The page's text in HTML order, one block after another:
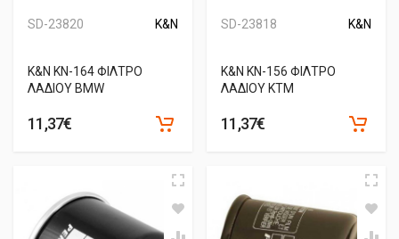
SD-23820 K&N
Κ&Ν ΚΝ-164 ΦΙΛΤΡΟ
ΛΑΔΙΟΥ BMW
11,37€
SD-23818 K&N
Κ&Ν ΚΝ-156 ΦΙΛΤΡΟ
ΛΑΔΙΟΥ KTM
11,37€